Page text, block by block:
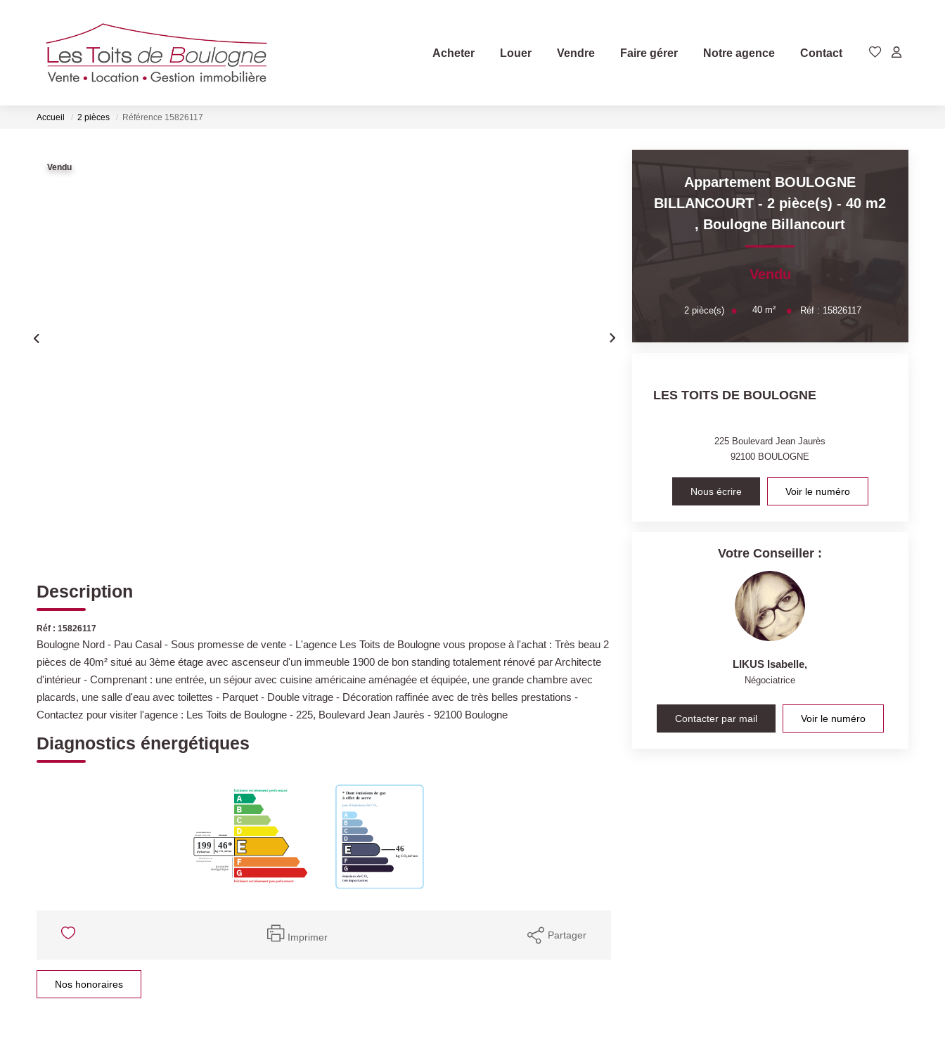
Acheter Louer Vendre Faire gérer Notre agence Contact
Accueil 2 pièces Référence 15826117
Vendu
Description
Réf : 15826117
Boulogne Nord - Pau Casal - Sous promesse de vente - L'agence Les Toits de Boulogne vous propose à l'achat : Très beau 2
pièces de 40m² situé au 3ème étage avec ascenseur d'un immeuble 1900 de bon standing totalement rénové par Architecte
d'intérieur - Comprenant : une entrée, un séjour avec cuisine américaine aménagée et équipée, une grande chambre avec
placards, une salle d'eau avec toilettes - Parquet - Double vitrage - Décoration raffinée avec de très belles prestations -
Contactez pour visiter l'agence : Les Toits de Boulogne - 225, Boulevard Jean Jaurès - 92100 Boulogne
Diagnostics énergétiques
Imprimer Partager
Nos honoraires
Appartement BOULOGNE
BILLANCOURT - 2 pièce(s) - 40 m2
, Boulogne Billancourt
Vendu
2pièce(s) 40 m² Réf : 15826117
LES TOITS DE BOULOGNE
225 Boulevard Jean Jaurès
92100 BOULOGNE
Nous écrire Voir le numéro
Votre Conseiller :
LIKUS Isabelle,
Négociatrice
Contacter par mail Voir le numéro